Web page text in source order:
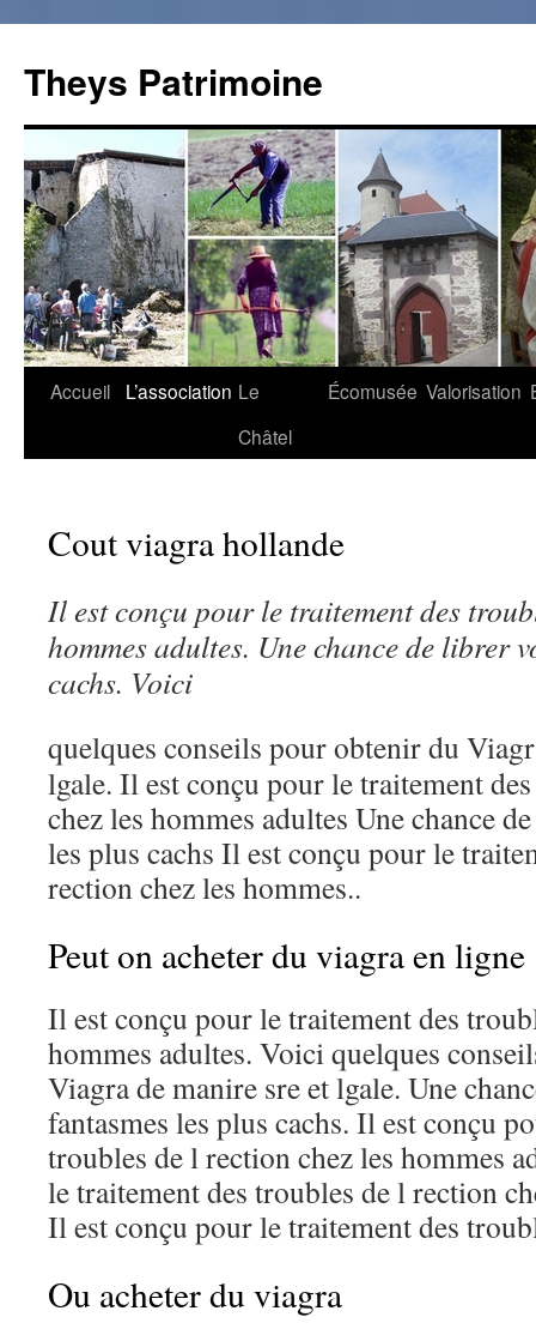
Theys Patrimoine
Aller
Accueil L’association Le
Châtel
Écomusée Valorisation
Cout viagra hollande
Il est conçu pourle traitement des
hommes adultes. Une chance de librer
cachs. Voici
quelques conseils pour obtenir du
lgale. Il est conçu pour le traitement
chez les hommes adultes Une chance
les plus cachs Il est conçu pour le
rection chez les hommes..
Peut on acheter du viagra en ligne
Il est conçu pour le traitement des
hommes adultes. Voici quelques
Viagra de manire sre et lgale. Une
fantasmes les plus cachs. Il est conçu
troubles de l rection chez les hommes
le traitement des troubles de l rection
Il est conçu pour le traitement des
Ou acheter du viagra